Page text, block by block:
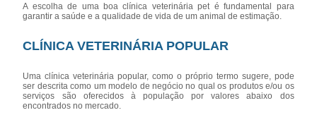
A escolha de uma boa clínica veterinária pet é fundamental para
garantir a saúde e a qualidade de vida de um animal de estimação.
CLÍNICA VETERINÁRIA POPULAR
Uma clínica veterinária popular, como o próprio termo sugere, pode
ser descrita como um modelo de negócio no qual os produtos e/ou os
serviços são oferecidos à população por valores abaixo dos
encontrados no mercado.